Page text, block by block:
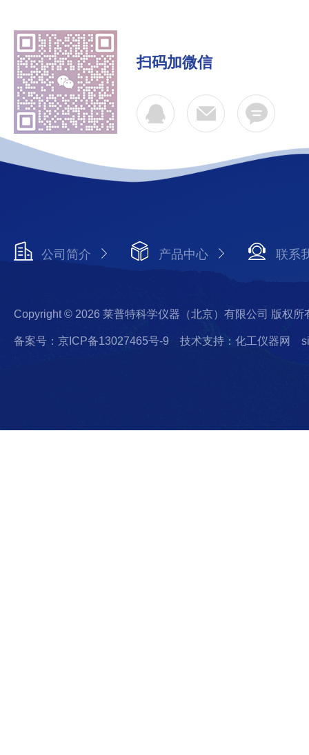
扫码加微信
公司简介 产品中心 联系
Copyright © 2026 莱普特科学仪器（北京）有限公司 版权所
备案号：京ICP备13027465号-9 技术支持：化工仪器网